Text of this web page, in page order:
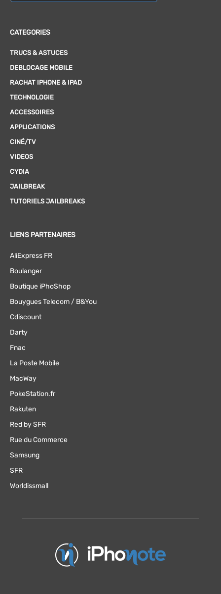
CATEGORIES
TRUCS & ASTUCES
DEBLOCAGE MOBILE
RACHAT IPHONE & IPAD
TECHNOLOGIE
ACCESSOIRES
APPLICATIONS
CINÉ/TV
VIDEOS
CYDIA
JAILBREAK
TUTORIELS JAILBREAKS
LIENS PARTENAIRES
AliExpress FR
Boulanger
Boutique iPhoShop
Bouygues Telecom / B&You
Cdiscount
Darty
Fnac
La Poste Mobile
MacWay
PokeStation.fr
Rakuten
Red by SFR
Rue du Commerce
Samsung
SFR
Worldissmall